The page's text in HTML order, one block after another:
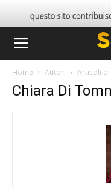
Home Autori Articoli di
Chiara Di